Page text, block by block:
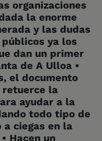
organizaciones
la enorme
y las dudas
ya los
dan un primer
de A Ulloa •
el documento
retuerce la
ayudar a la
todo tipo de
ciegas en la
• Hacen un